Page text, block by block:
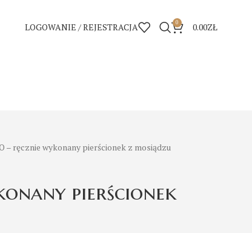
LOGOWANIE / REJESTRACJA 0 0.00ZŁ
– ręcznie wykonany pierścionek z mosiądzu
pierścionek